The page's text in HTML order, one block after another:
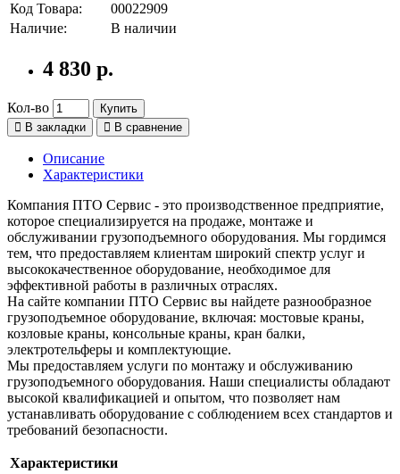
Код Товара:
00022909
Наличие:
В наличии
4 830 р.
Кол-во
Купить
В закладки
В сравнение
Описание
Характеристики
Компания ПТО Сервис - это производственное предприятие,
которое специализируется на продаже, монтаже и
обслуживании грузоподъемного оборудования. Мы гордимся
тем, что предоставляем клиентам широкий спектр услуг и
высококачественное оборудование, необходимое для
эффективной работы в различных отраслях.
На сайте компании ПТО Сервис вы найдете разнообразное
грузоподъемное оборудование, включая: мостовые краны,
козловые краны, консольные краны, кран балки,
электротельферы и комплектующие.
Мы предоставляем услуги по монтажу и обслуживанию
грузоподъемного оборудования. Наши специалисты обладают
высокой квалификацией и опытом, что позволяет нам
устанавливать оборудование с соблюдением всех стандартов и
требований безопасности.
Характеристики